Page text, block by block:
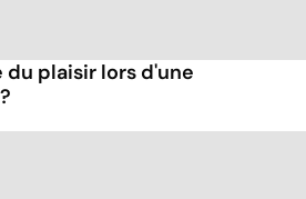
plaisir lors d'une